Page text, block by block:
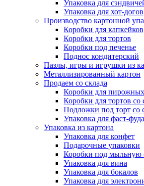
Упаковка для
Упаковка для хот-догов
Производство картонной
Коробки для
Коробки для тортов
Коробки под печенье
Поднос кондитерский
Пазлы, игры и игрушки из
Металлизированный картон
Продаем со склада
Коробки для пирожных
Коробки для тортов со
Подложки под торт со
Упаковка для фаст-
Упаковка из картона
Упаковка для конфет
Подарочные упаковки
Коробки под мыльную
Упаковка для вина
Упаковка для бокалов
Упаковка для